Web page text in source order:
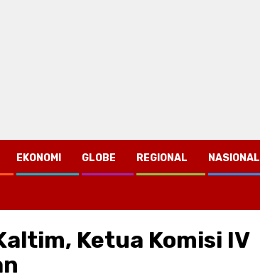
EKONOMI GLOBE REGIONAL NASIONAL
Ketua Komisi IV